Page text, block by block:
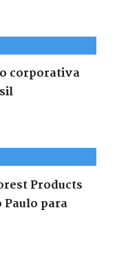
corporativa
Products
para